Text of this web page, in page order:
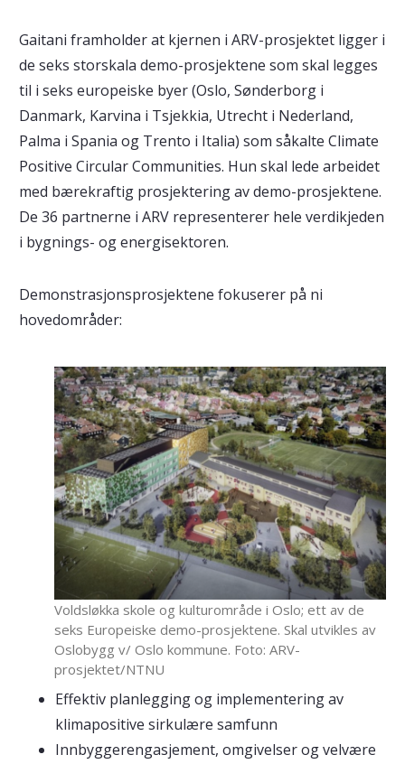
Gaitani framholder at kjernen i ARV-prosjektet ligger i
de seks storskala demo-prosjektene som skal legges
til i seks europeiske byer (Oslo, Sønderborg i
Danmark, Karvina i Tsjekkia, Utrecht i Nederland,
Palma i Spania og Trento i Italia) som såkalte Climate
Positive Circular Communities. Hun skal lede arbeidet
med bærekraftig prosjektering av demo-prosjektene.
De 36 partnerne i ARV representerer hele verdikjeden
i bygnings- og energisektoren.
Demonstrasjonsprosjektene fokuserer på ni
hovedområder:
Voldsløkka skole og kulturområde i Oslo; ett av de
seks Europeiske demo-prosjektene. Skal utvikles av
Oslobygg v/ Oslo kommune. Foto: ARV-
prosjektet/NTNU
Effektiv planlegging og implementering av
klimapositive sirkulære samfunn
Innbyggerengasjement, omgivelser og velvære